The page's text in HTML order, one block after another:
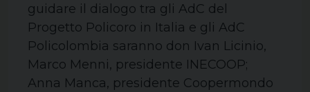
guidare il dialogo tra gli AdC del
Progetto Policoro in Italia e gli AdC
Policolombia saranno don Ivan Licinio,
Marco Menni, presidente INECOOP;
Anna Manca, presidente Coopermondo